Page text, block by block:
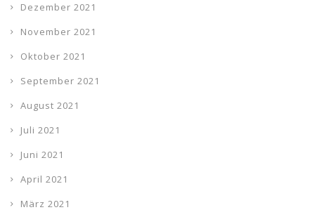
Dezember 2021
November 2021
Oktober 2021
September 2021
August 2021
Juli 2021
Juni 2021
April 2021
März 2021